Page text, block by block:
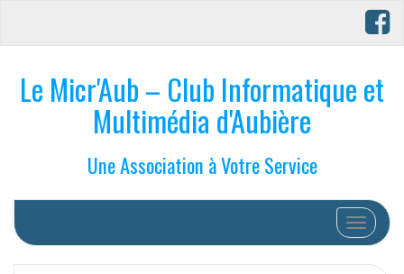
Le Micr'Aub – Club Informatique et
Multimédia d'Aubière
Une Association à Votre Service
Afficher/